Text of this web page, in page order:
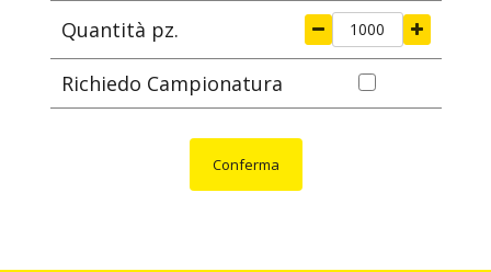
Quantità pz.
Richiedo Campionatura
Conferma